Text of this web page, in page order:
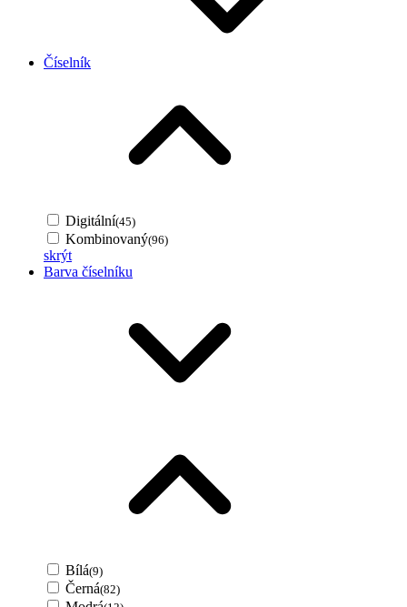
Číselník
Digitální(45)
Kombinovaný(96)
skrýt
Barva číselníku
Bílá(9)
Černá(82)